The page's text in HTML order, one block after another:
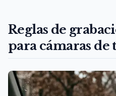
Reglas de
para cámaras de